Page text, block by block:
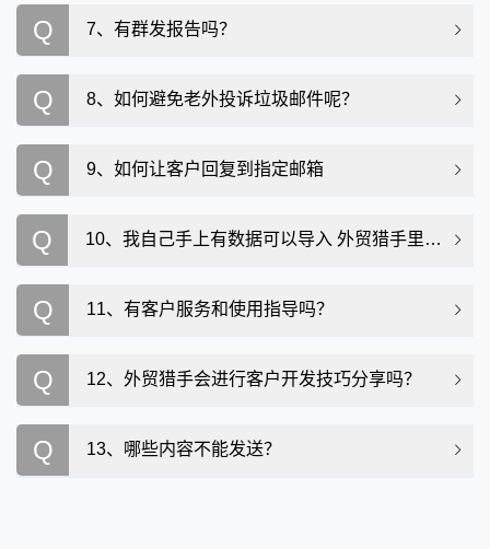
Q 7、有群发报告吗？
Q 8、如何避免老外投诉垃圾邮件呢？
Q 9、如何让客户回复到指定邮箱
Q 10、我自己手上有数据可以导入 外贸猎手里群发吗？
Q 11、有客户服务和使用指导吗？
Q 12、外贸猎手会进行客户开发技巧分享吗？
Q 13、哪些内容不能发送？